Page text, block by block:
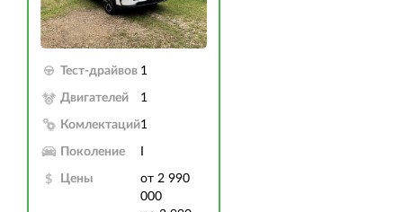
Тест-драйвов 1
Двигателей 1
Комлектаций1
Поколение
Цены
от 2 990
000